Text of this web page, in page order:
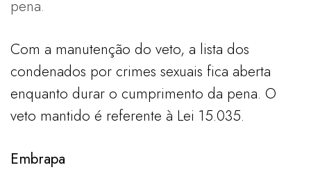
pena.
Com a manutenção do veto, a lista dos
condenados por crimes sexuais fica aberta
enquanto durar o cumprimento da pena. O
veto mantido é referente à Lei 15.035.
Embrapa